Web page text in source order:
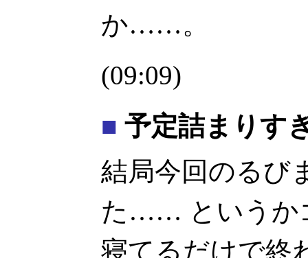
か……。
(09:09)
■ 予定詰まりす
結局今回のるび
た…… というか
寝てるだけで終